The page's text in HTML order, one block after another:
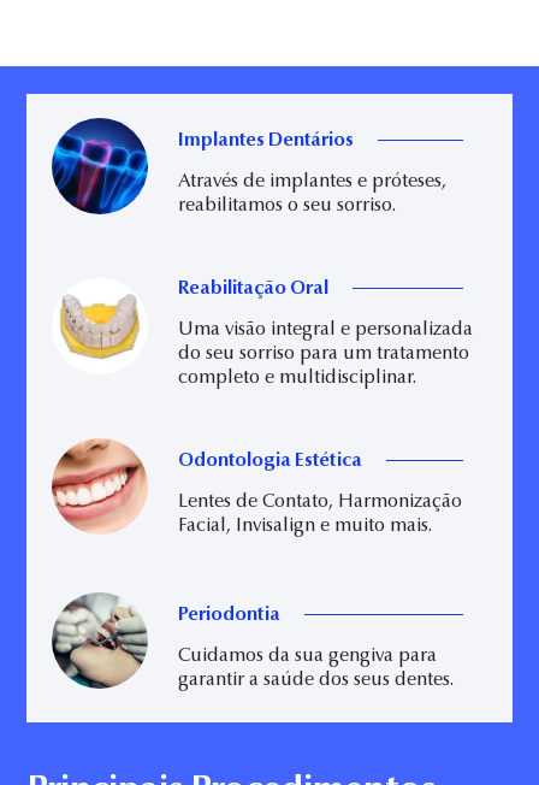
Implantes Dentários
Através de implantes e próteses,
reabilitamos o seu sorriso.
Reabilitação Oral
Uma visão integral e personalizada
do seu sorriso para um tratamento
completo e multidisciplinar.
Odontologia Estética
Lentes de Contato, Harmonização
Facial, Invisalign e muito mais.
Periodontia
Cuidamos da sua gengiva para
garantir a saúde dos seus dentes.